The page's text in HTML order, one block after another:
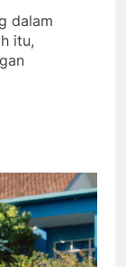
dalam
itu,